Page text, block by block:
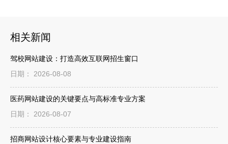
相关新闻
驾校网站建设：打造高效互联网招生窗口
日期： 2026-08-08
医药网站建设的关键要点与高标准专业方案
日期： 2026-08-07
招商网站设计核心要素与专业建设指南